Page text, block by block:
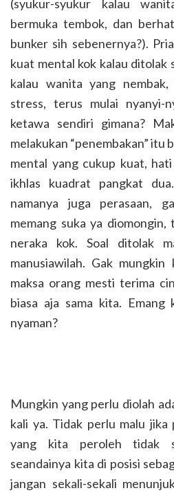
(syukur-syukur kalau
bermuka tembok, dan
bunker sih sebenernya?).
kuat mental kok kalau ditolak
kalau wanita yang
stress, terus mulai nyanyi-
ketawa sendiri gimana?
melakukan “penembakan”
mental yang cukup kuat,
ikhlas kuadrat pangkat
namanya juga perasaan,
memang suka ya diomongin,
neraka kok. Soal ditolak
manusiawilah. Gak
maksa orang mesti terima
biasa aja sama kita.
nyaman?
Mungkin yang perlu diolah
kali ya. Tidak perlu malu jika
yang kita peroleh tidak
seandainya kita di posisi
jangan sekali-sekali